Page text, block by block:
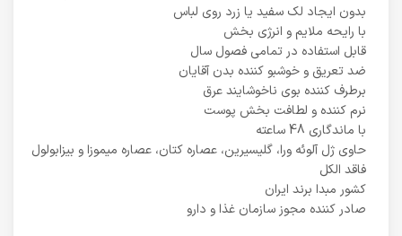
بدون ایجاد لک سفید یا زرد روی لباس
با رایحه ملایم و انرژی بخش
قابل استفاده در تمامی فصول سال
ضد تعریق و خوشبو کننده بدن آقایان
برطرف کننده بوی ناخوشایند عرق
نرم کننده و لطافت بخش پوست
با ماندگاری 48 ساعته
حاوی ژل آلوئه ورا، گلیسیرین، عصاره کتان، عصاره میموزا و بیزابولول
فاقد الکل
کشور مبدا برند ایران
صادر کننده مجوز سازمان غذا و دارو